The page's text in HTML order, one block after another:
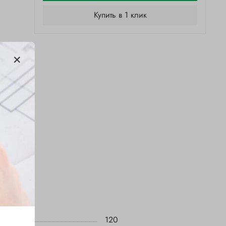
Купить в 1 клик
120